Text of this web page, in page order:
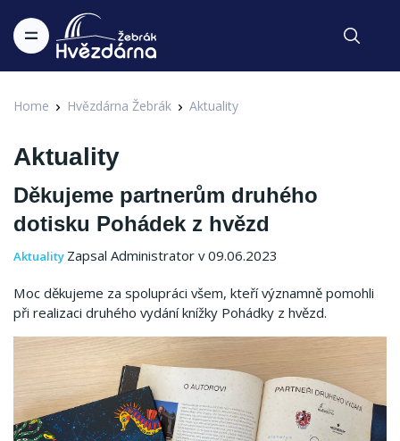
Home Hvězdárna Žebrák Aktuality
Aktuality
Děkujeme partnerům druhého
dotisku Pohádek z hvězd
Aktuality Zapsal Administrator v 09.06.2023
Moc děkujeme za spolupráci všem, kteří významně pomohli
při realizaci druhého vydání knížky Pohádky z hvězd.